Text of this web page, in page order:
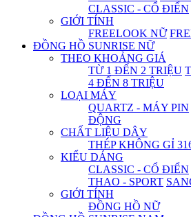
CLASSIC - CỔ ĐIỂN
GIỚI TÍNH
FREELOOK NỮ
ĐỒNG HỒ SUNRISE NỮ
THEO KHOẢNG GIÁ
TỪ 1 ĐẾN 2 TRIỆU
4 ĐẾN 8 TRIỆU
LOẠI MÁY
QUARTZ - MÁY PIN
ĐỘNG
CHẤT LIỆU DÂY
THÉP KHÔNG GỈ
KIỂU DÁNG
CLASSIC - CỔ ĐIỂN
THAO - SPORT
GIỚI TÍNH
ĐỒNG HỒ NỮ